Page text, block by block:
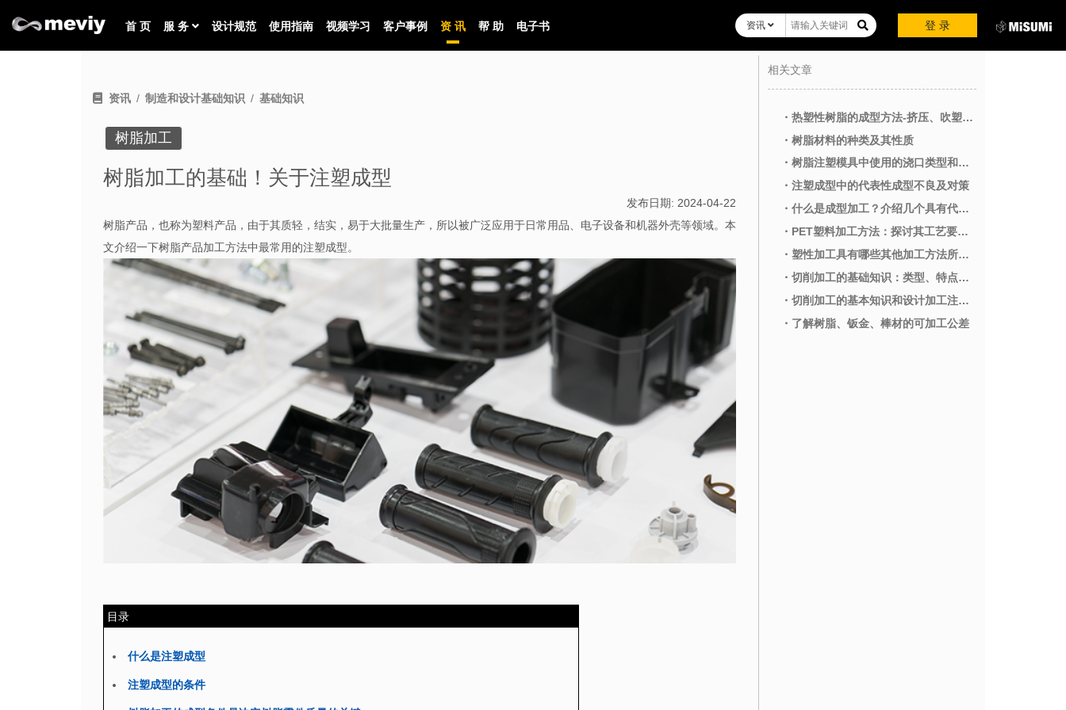
首 页 服 务 设计规范 使用指南 视频学习 客户事例 资 讯 帮 助 电子书 登 录
资讯
资讯 制造和设计基础知识 基础知识
树脂加工
树脂加工的基础！关于注塑成型
发布日期: 2024-04-22
树脂产品，也称为塑料产品，由于其质轻，结实，易于大批量生产，所以被广泛应用于日常用品、电子设备和机器外壳等领域。本
文介绍一下树脂产品加工方法中最常用的注塑成型。
目录
什么是注塑成型
注塑成型的条件
相关文章
・热塑性树脂的成型方法-挤压、吹塑、真空和压缩空气成型
・树脂材料的种类及其性质
・树脂注塑模具中使用的浇口类型和特征
・注塑成型中的代表性成型不良及对策
・什么是成型加工？介绍几个具有代表性的成型加工方法（锻造・铸造・冲压・注塑成型）
・PET塑料加工方法：探讨其工艺要点及影响因素
・塑性加工具有哪些其他加工方法所没有的特点
・切削加工的基础知识：类型、特点和加工要点
・切削加工的基本知识和设计加工注意事项
・了解树脂、钣金、棒材的可加工公差